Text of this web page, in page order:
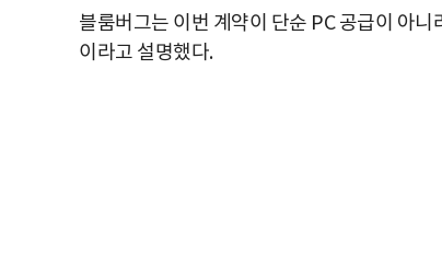
블룸버그는 이번 계약이 단순 PC 공급이 아
이라고 설명했다.